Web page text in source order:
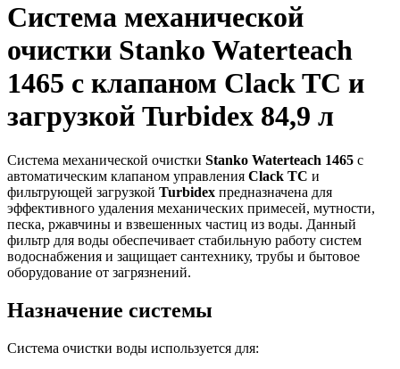
Система механической
очистки Stanko Waterteach
1465 с клапаном Clack TC и
загрузкой Turbidex 84,9 л
Система механической очистки Stanko Waterteach 1465 с
автоматическим клапаном управления Clack TC и
фильтрующей загрузкой Turbidex предназначена для
эффективного удаления механических примесей, мутности,
песка, ржавчины и взвешенных частиц из воды. Данный
фильтр для воды обеспечивает стабильную работу систем
водоснабжения и защищает сантехнику, трубы и бытовое
оборудование от загрязнений.
Назначение системы
Система очистки воды используется для: